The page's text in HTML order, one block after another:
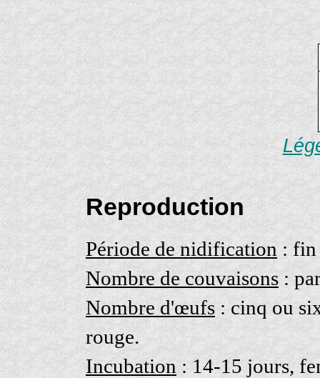
Reproduction
Période de nidification :
Nombre de couvaisons :
Nombre d'œufs : cinq ou
rouge.
Incubation : 14-15 jours,